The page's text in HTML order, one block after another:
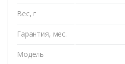
Вес, г
Гарантия, мес.
Модель